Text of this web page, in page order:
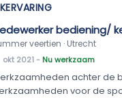
bediening/
veertien · Utrecht
okt 2021 - Nu werkzaam
achter de
voor de